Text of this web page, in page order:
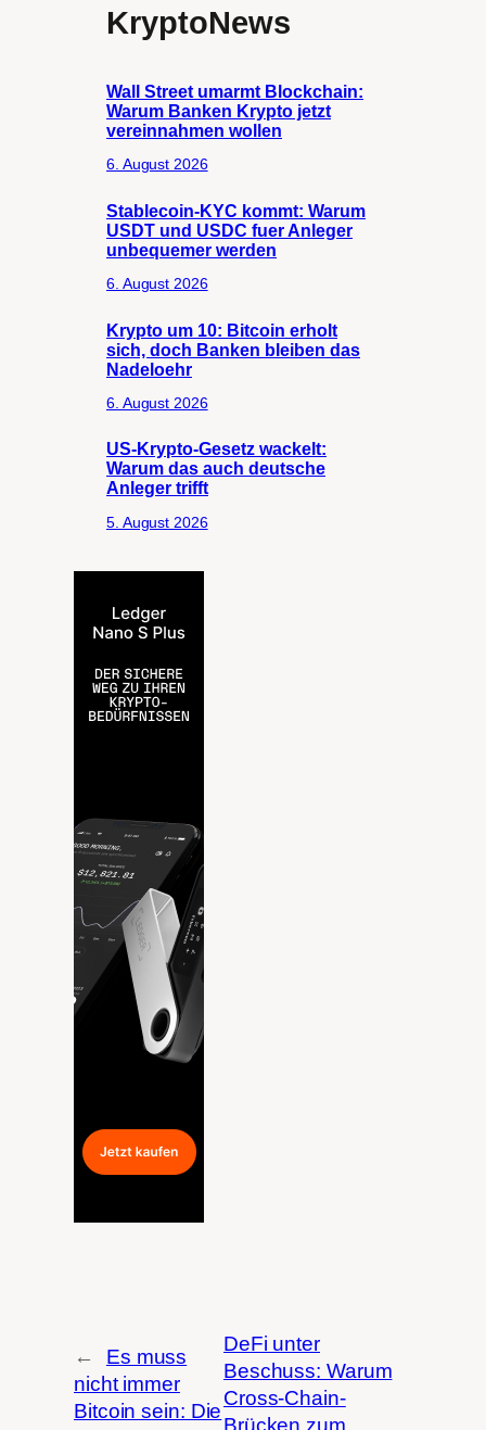
KryptoNews
Wall Street umarmt Blockchain:
Warum Banken Krypto jetzt
vereinnahmen wollen
6. August 2026
Stablecoin-KYC kommt: Warum
USDT und USDC fuer Anleger
unbequemer werden
6. August 2026
Krypto um 10: Bitcoin erholt
sich, doch Banken bleiben das
Nadeloehr
6. August 2026
US-Krypto-Gesetz wackelt:
Warum das auch deutsche
Anleger trifft
5. August 2026
←
Es muss
nicht immer
Bitcoin sein: Die
DeFi unter
Beschuss: Warum
Cross-Chain-
Brücken zum